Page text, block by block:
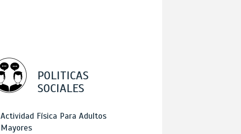
POLITICAS
SOCIALES
Actividad Física Para Adultos
Mayores